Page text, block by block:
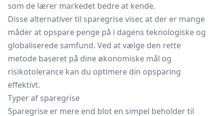
som de lærer markedet bedre at kende.
Disse alternativer til sparegrise viser, at der er mange
måder at opspare penge på i dagens teknologiske og
globaliserede samfund. Ved at vælge den rette
metode baseret på dine økonomiske mål og
risikotolerance kan du optimere din opsparing
effektivt.
Typer af sparegrise
Sparegrise er mere end blot en simpel beholder til